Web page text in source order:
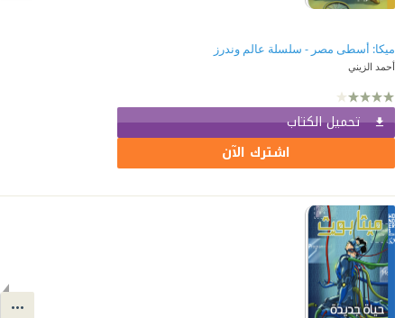
ميكا: أسطى مصر - سلسلة عالم وندرز
أحمد الزيني
تحميل الكتاب
اشترك الآن